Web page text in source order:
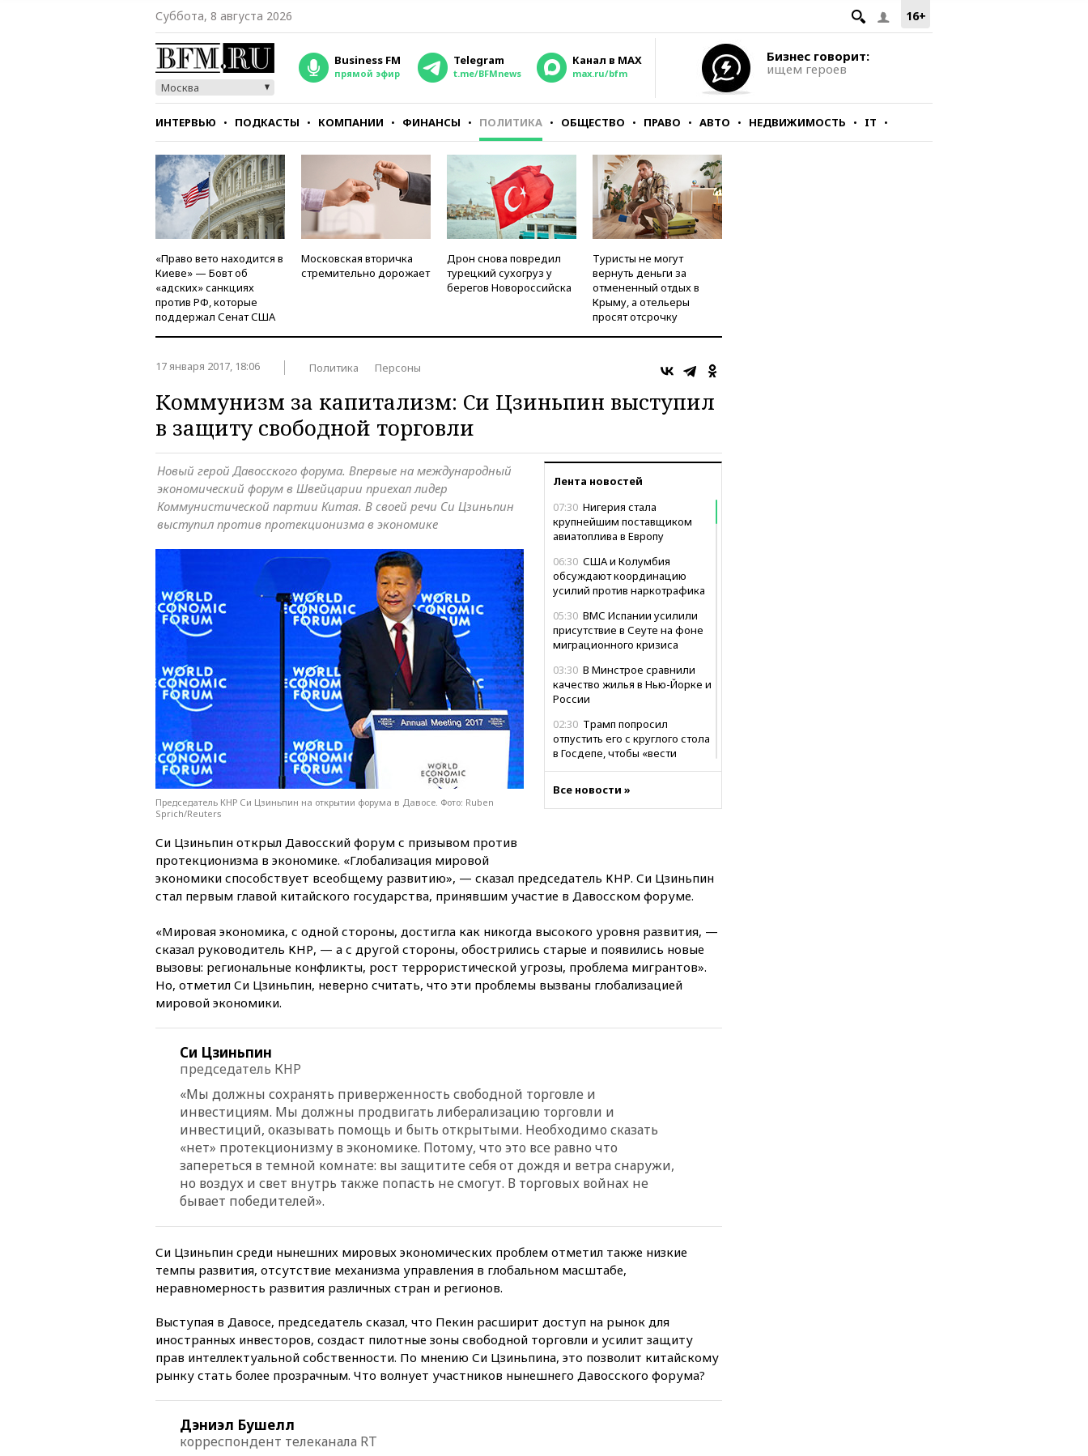
16+
Суббота, 8 августа 2026
Москва
Business FM
прямой эфир
Telegram
t.me/BFMnews
Канал в MAX
max.ru/bfm
Бизнес говорит:
ищем героев
ИНТЕРВЬЮ ПОДКАСТЫ КОМПАНИИ ФИНАНСЫ ПОЛИТИКА ОБЩЕСТВО ПРАВО АВТО НЕДВИЖИМОСТЬ IT
СТИЛЬ ТЕСТЫ
«Право вето находится в
Киеве» — Бовт об
«адских» санкциях
против РФ, которые
поддержал Сенат США
Московская вторичка
стремительно дорожает
Дрон снова повредил
турецкий сухогруз у
берегов Новороссийска
Туристы не могут
вернуть деньги за
отмененный отдых в
Крыму, а отельеры
просят отсрочку
17 января 2017, 18:06 Политика Персоны
Коммунизм за капитализм: Си Цзиньпин выступил
в защиту свободной торговли
Лента новостей
07:30 Нигерия стала
крупнейшим поставщиком
авиатоплива в Европу
06:30 США и Колумбия
обсуждают координацию
усилий против наркотрафика
05:30 ВМС Испании усилили
присутствие в Сеуте на фоне
миграционного кризиса
03:30 В Минстрое сравнили
качество жилья в Нью-Йорке и
России
02:30 Трамп попросил
отпустить его с круглого стола
в Госдепе, чтобы «вести
01:35 Мигрант погиб при
попытке попасть из Марокко в
коррупции
вчера, 23:35 Лукашенко
выгоду безвизового режима с
ЕС
вчера, 22:59На башню
ресторана «Армения» в
вчера, 22:28
анонсировал скорое
соглашение о прекращении
огня США и Ирана
вчера, 22:15 Три человека
получили ножевые ранения
при нападении в Чехии
выделить средства на новые
области
атак вглубь РФ
вчера, 21:35 После пожара на
складе в Брянске возбудили
уголовное дело
Все новости »
Новый герой Давосского форума. Впервые на международный
экономический форум в Швейцарии приехал лидер
Коммунистической партии Китая. В своей речи Си Цзиньпин
выступил против протекционизма в экономике
Председатель КНР Си Цзиньпин на открытии форума в Давосе. Фото: Ruben
Sprich/Reuters
Си Цзиньпин открыл Давосский форум с призывом против
протекционизма в экономике. «Глобализация мировой
экономики способствует всеобщему развитию», — сказал председатель КНР. Си Цзиньпин
стал первым главой китайского государства, принявшим участие в Давосском форуме.
«Мировая экономика, с одной стороны, достигла как никогда высокого уровня развития, —
сказал руководитель КНР, — а с другой стороны, обострились старые и появились новые
вызовы: региональные конфликты, рост террористической угрозы, проблема мигрантов».
Но, отметил Си Цзиньпин, неверно считать, что эти проблемы вызваны глобализацией
мировой экономики.
Си Цзиньпин
председатель КНР
«Мы должны сохранять приверженность свободной торговле и
инвестициям. Мы должны продвигать либерализацию торговли и
инвестиций, оказывать помощь и быть открытыми. Необходимо сказать
«нет» протекционизму в экономике. Потому, что это все равно что
запереться в темной комнате: вы защитите себя от дождя и ветра снаружи,
но воздух и свет внутрь также попасть не смогут. В торговых войнах не
бывает победителей».
Си Цзиньпин среди нынешних мировых экономических проблем отметил также низкие
темпы развития, отсутствие механизма управления в глобальном масштабе,
неравномерность развития различных стран и регионов.
Выступая в Давосе, председатель сказал, что Пекин расширит доступ на рынок для
иностранных инвесторов, создаст пилотные зоны свободной торговли и усилит защиту
прав интеллектуальной собственности. По мнению Си Цзиньпина, это позволит китайскому
рынку стать более прозрачным. Что волнует участников нынешнего Давосского форума?
Дэниэл Бушелл
корреспондент телеканала RT